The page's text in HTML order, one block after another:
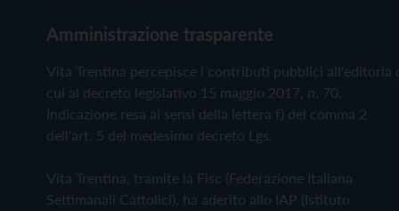
Amministrazione trasparente
Vita Trentina percepisce i contributi pubblici all'editoria
cui al decreto legislativo 15 maggio 2017, n. 70.
Indicazione resa ai sensi della lettera f) del comma 2
dell'art. 5 del medesimo decreto Lgs.
Vita Trentina, tramite la Fisc (Federazione Italiana
Settimanali Cattolici), ha aderito allo IAP (Istituto